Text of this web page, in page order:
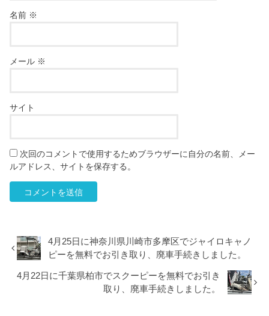
名前 ※
メール ※
サイト
次回のコメントで使用するためブラウザーに自分の名前、メー
ルアドレス、サイトを保存する。
4月25日に神奈川県川崎市多摩区でジャイロキャノ
ピーを無料でお引き取り、廃車手続きしました。
4月22日に千葉県柏市でスクーピーを無料でお引き
取り、廃車手続きしました。